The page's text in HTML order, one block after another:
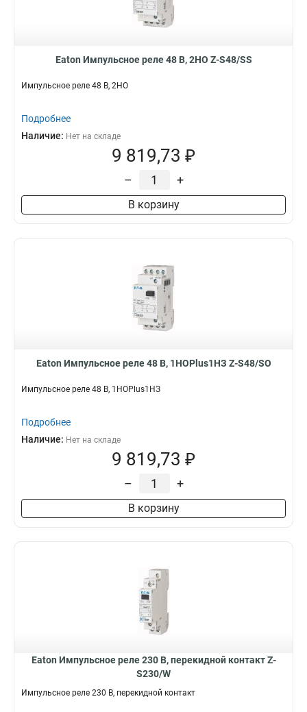
Eaton Импульсное реле 48 В, 2НО Z-S48/SS
Импульсное реле 48 В, 2НО
Подробнее
Наличие: Нет на складе
9 819,73 ₽
– +
В корзину
Eaton Импульсное реле 48 В, 1НОPlus1НЗ Z-S48/SO
Импульсное реле 48 В, 1НОPlus1НЗ
Подробнее
Наличие: Нет на складе
9 819,73 ₽
– +
В корзину
Eaton Импульсное реле 230 В, перекидной контакт Z-
S230/W
Импульсное реле 230 В, перекидной контакт